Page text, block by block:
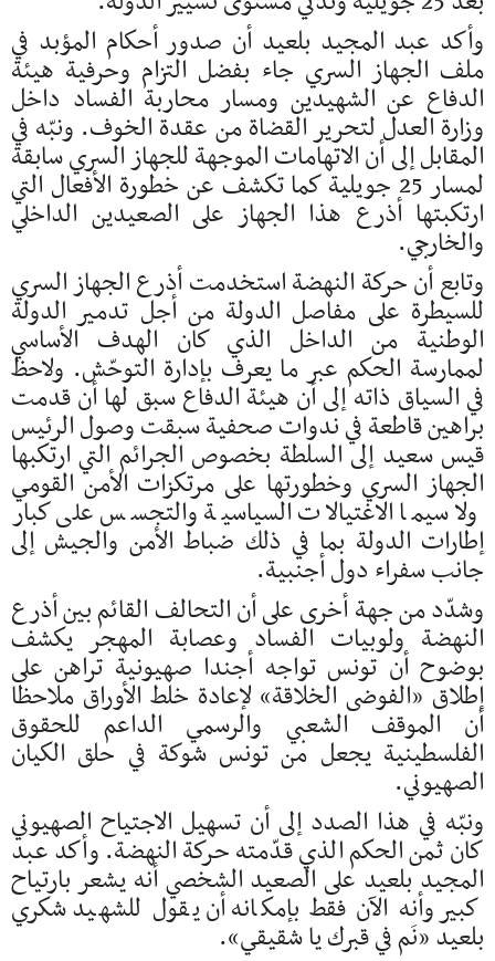
وأكد عبد المجيد بلعيد أن صدور أحكام المؤبد في
ملف الجهاز السري جاء بفضل التزام وحرفية هيئة
الدفاع عن الشهيدين ومسار محاربة الفساد داخل
وزارة العدل لتحرير القضاة من عقدة الخوف. ونبّه في
المقابل إلى أن الاتهامات الموجهة للجهاز السري سابقة
لمسار 25 جويلية كما تكشف عن خطورة الأفعال التي
ارتكبتها أذرع هذا الجهاز على الصعيدين الداخلي
والخارجي.
وتابع أن حركة النهضة استخدمت أذرع الجهاز السري
للسيطرة على مفاصل الدولة من أجل تدمير الدولة
الوطنية من الداخل الذي كان الهدف الأساسي
لممارسة الحكم عبر ما يعرف بإدارة التوحّش. ولاحظ
في السياق ذاته إلى أن هيئة الدفاع سبق لها أن قدمت
براهين قاطعة في ندوات صحفية سبقت وصول الرئيس
قيس سعيد إلى السلطة بخصوص الجرائم التي ارتكبها
الجهاز السري وخطورتها على مرتكزات الأمن القومي
ولا سيما الاغتيالات السياسية والتجسس على كبار
إطارات الدولة بما في ذلك ضباط الأمن والجيش إلى
جانب سفراء دول أجنبية.
وشدّد من جهة أخرى على أن التحالف القائم بين أذرع
النهضة ولوبيات الفساد وعصابة المهجر يكشف
بوضوح أن تونس تواجه أجندا صهيونية تراهن على
إطلاق «الفوضى الخلاقة» لإعادة خلط الأوراق ملاحظا
أن الموقف الشعبي والرسمي الداعم للحقوق
الفلسطينية يجعل من تونس شوكة في حلق الكيان
الصهيوني.
ونبّه في هذا الصدد إلى أن تسهيل الاجتياح الصهيوني
كان ثمن الحكم الذي قدّمته حركة النهضة. وأكد عبد
المجيد بلعيد على الصعيد الشخصي أنه يشعر بارتياح
كبير وأنه الآن فقط بإمكانه أن يقول للشهيد شكري
بلعيد «نَم في قبرك يا شقيقي».